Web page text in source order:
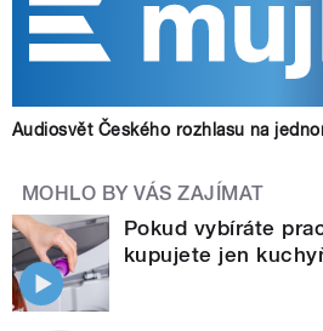
Audiosvět Českého rozhlasu na
MOHLO BY VÁS ZAJÍMAT
Pokud vybíráte
kupujete jen